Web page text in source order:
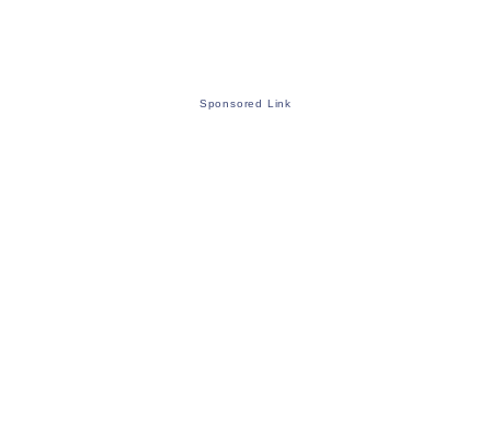
Sponsored Link